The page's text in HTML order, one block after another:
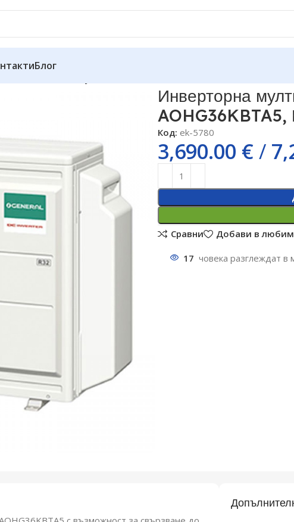
Блог
Инверторна
AOHG36KBTA5,
Код: ek-5780
3,690.00 €/
Сравни
Добави в
17 човека разглеждат в